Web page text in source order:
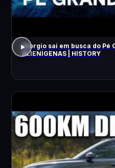
Giorgio sai em busca do Pé
ALIENÍGENAS | HISTORY